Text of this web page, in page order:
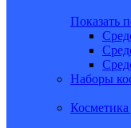
Показать
Наборы